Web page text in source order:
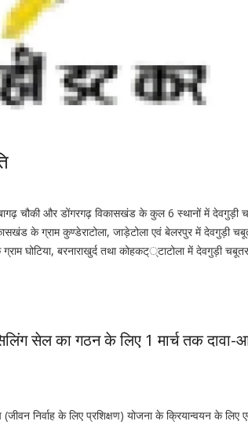
चौकी और डोंगरगढ़ विकासखंड के कुल 6 स्थानों में देवगुड़ी
के ग्राम कुण्डेराटोला, जाड़ेटोला एवं बेलरपुर में देवगुड़ी
घोटिया, बरनाराखुर्द तथा कोहकट््टाटोला में देवगुड़ी
सेल का गठन के लिए 1 मार्च तक दावा-
निर्वाह के लिए प्रशिक्षण) योजना के क्रियान्वयन के लिए